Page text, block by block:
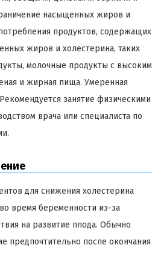
насыщенных жиров и
продуктов, содержащих
жиров и холестерина, таких
молочные продукты с высоким
и жирная пища. Умеренная
занятие физическими
врача или специалиста по
для снижения холестерина
время беременности из-за
на развитие плода. Обычно
предпочтительно после окончания